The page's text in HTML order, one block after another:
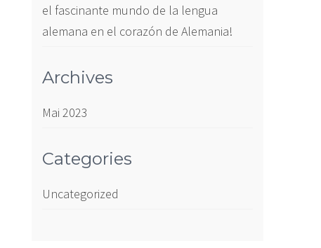
el fascinante mundo de la lengua
alemana en el corazón de Alemania!
Archives
Mai 2023
Categories
Uncategorized